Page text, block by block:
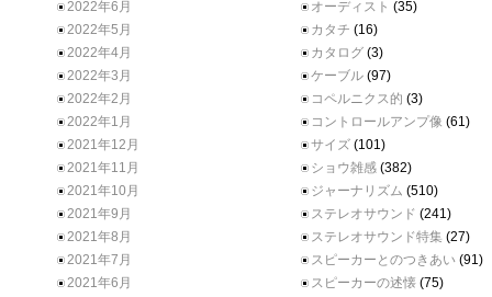
2022年6月
2022年5月
2022年4月
2022年3月
2022年2月
2022年1月
2021年12月
2021年11月
2021年10月
2021年9月
2021年8月
2021年7月
2021年6月
オーディスト (35)
カタチ (16)
カタログ (3)
ケーブル (97)
コペルニクス的 (3)
コントロールアンプ像 (61)
サイズ (101)
ショウ雑感 (382)
ジャーナリズム (510)
ステレオサウンド (241)
ステレオサウンド特集 (27)
スピーカーとのつきあい (91)
スピーカーの述懐 (75)